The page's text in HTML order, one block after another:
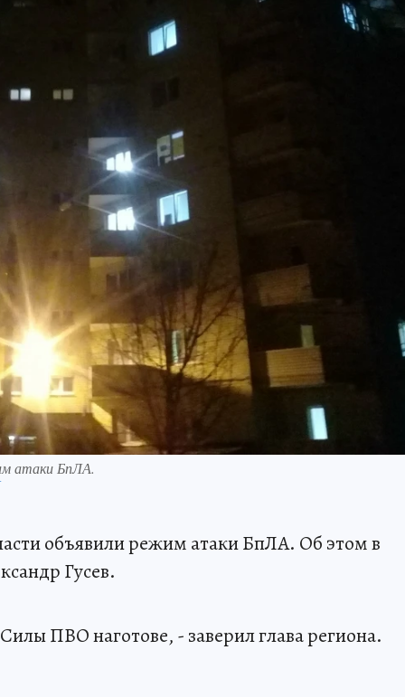
атаки БпЛА.
объявили режим атаки БпЛА. Об этом в
Гусев.
ПВО наготове, - заверил глава региона.